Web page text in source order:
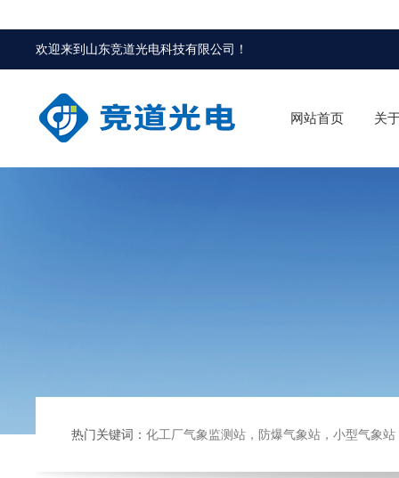
欢迎来到 山东竞道光电科技有限公司 ！
网站首页 关
热门关键词： 化工厂气象监测站，防爆气象站，小型气象站，化